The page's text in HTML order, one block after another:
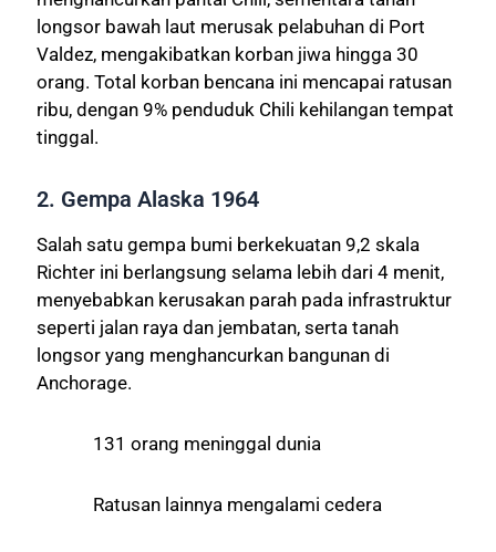
longsor bawah laut merusak pelabuhan di Port
Valdez, mengakibatkan korban jiwa hingga 30
orang. Total korban bencana ini mencapai ratusan
ribu, dengan 9% penduduk Chili kehilangan tempat
tinggal.
2. Gempa Alaska 1964
Salah satu gempa bumi berkekuatan 9,2 skala
Richter ini berlangsung selama lebih dari 4 menit,
menyebabkan kerusakan parah pada infrastruktur
seperti jalan raya dan jembatan, serta tanah
longsor yang menghancurkan bangunan di
Anchorage.
131 orang meninggal dunia
Ratusan lainnya mengalami cedera